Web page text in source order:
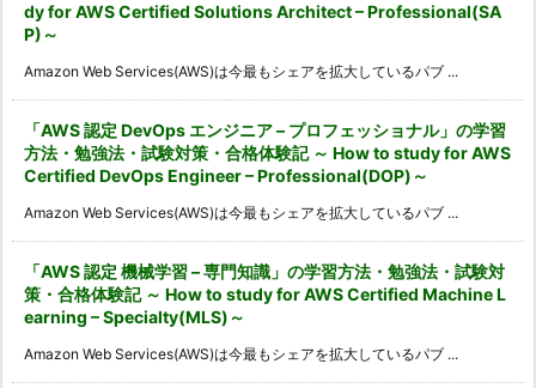
dy for AWS Certified Solutions Architect – Professional(SA
P)～
Amazon Web Services(AWS)は今最もシェアを拡大しているパブ ...
「AWS 認定 DevOps エンジニア – プロフェッショナル」の学習
方法・勉強法・試験対策・合格体験記 ～ How to study for AWS
Certified DevOps Engineer – Professional(DOP)～
Amazon Web Services(AWS)は今最もシェアを拡大しているパブ ...
「AWS 認定 機械学習 – 専門知識」の学習方法・勉強法・試験対
策・合格体験記 ～ How to study for AWS Certified Machine L
earning – Specialty(MLS)～
Amazon Web Services(AWS)は今最もシェアを拡大しているパブ ...